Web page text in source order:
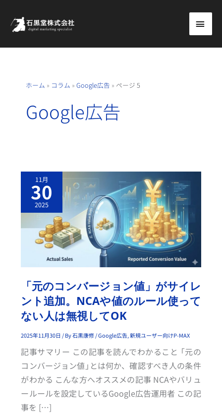
ス
メ
イ
ホーム » コラム » Google広告 » ページ 5
Google広告
11月
30
2025
「元のコンバージョン値」がサイレ
ント追加。NCAや値のルール使って
ない人は無視してOK
2025年11月30日 / By石黒康修/Google広告,新規ユーザー向けP-MAX
記事サマリー この記事を読んでわかること 「元の
コンバージョン値」とは何か、確認すべき人の条件
がわかる こんな方へオススメの記事 NCAやバリュ
ールールを設定しているGoogle広告運用者 この記
事を […]
「元
の
コ
ン
バ
ー
ジ
ン
値」
が
ト
追
加。
N
A
や
の
ル
ー
ル
使
っ
て
な
い
人
は
無